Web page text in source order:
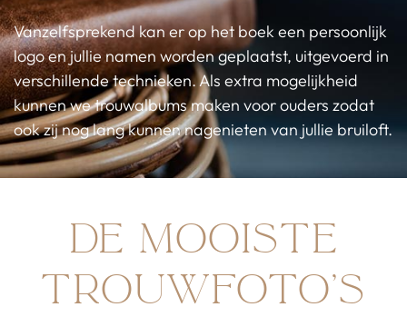
Vanzelfsprekend kan er op het boek een persoonlijk
logo en jullie namen worden geplaatst, uitgevoerd in
verschillende technieken. Als extra mogelijkheid
kunnen we trouwalbums maken voor ouders zodat
ook zij nog lang kunnen nagenieten van jullie bruiloft.
De mooiste
trouwfoto’s